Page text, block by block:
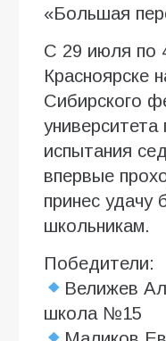
«Большая
С 29 июля по
Красноярске
Сибирского
испытания
впервые
принес удачу
школьникам.
Победители:
Велижев
школа №15